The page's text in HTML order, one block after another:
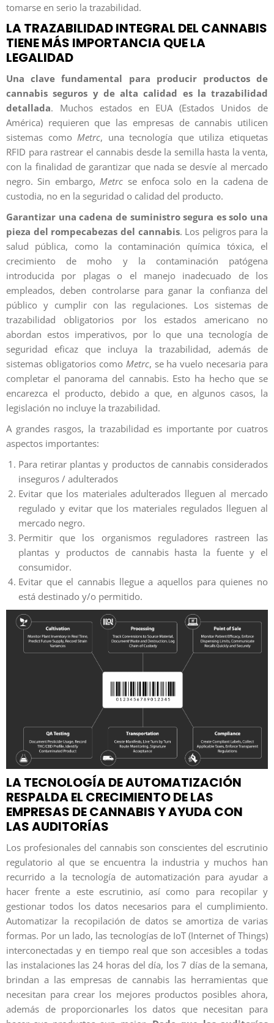
tomarse en serio la trazabilidad.
LA TRAZABILIDAD INTEGRAL DEL CANNABIS
TIENE MÁS IMPORTANCIA QUE LA
LEGALIDAD
Una clave fundamental para producir productos de
cannabis seguros y de alta calidad es la trazabilidad
detallada. Muchos estados en EUA (Estados Unidos de
América) requieren que las empresas de cannabis utilicen
sistemas como Metrc, una tecnología que utiliza etiquetas
RFID para rastrear el cannabis desde la semilla hasta la venta,
con la finalidad de garantizar que nada se desvíe al mercado
negro. Sin embargo, Metrc se enfoca solo en la cadena de
custodia, no en la seguridad o calidad del producto.
Garantizar una cadena de suministro segura es solo una
pieza del rompecabezas del cannabis. Los peligros para la
salud pública, como la contaminación química tóxica, el
crecimiento de moho y la contaminación patógena
introducida por plagas o el manejo inadecuado de los
empleados, deben controlarse para ganar la confianza del
público y cumplir con las regulaciones. Los sistemas de
trazabilidad obligatorios por los estados americano no
abordan estos imperativos, por lo que una tecnología de
seguridad eficaz que incluya la trazabilidad, además de
sistemas obligatorios como Metrc, se ha vuelo necesaria para
completar el panorama del cannabis. Esto ha hecho que se
encarezca el producto, debido a que, en algunos casos, la
legislación no incluye la trazabilidad.
A grandes rasgos, la trazabilidad es importante por cuatros
aspectos importantes:
Para retirar plantas y productos de cannabis considerados
inseguros / adulterados
Evitar que los materiales adulterados lleguen al mercado
regulado y evitar que los materiales regulados lleguen al
mercado negro.
Permitir que los organismos reguladores rastreen las
plantas y productos de cannabis hasta la fuente y el
consumidor.
Evitar que el cannabis llegue a aquellos para quienes no
está destinado y/o permitido.
LA TECNOLOGÍA DE AUTOMATIZACIÓN
RESPALDA EL CRECIMIENTO DE LAS
EMPRESAS DE CANNABIS Y AYUDA CON
LAS AUDITORÍAS
Los profesionales del cannabis son conscientes del escrutinio
regulatorio al que se encuentra la industria y muchos han
recurrido a la tecnología de automatización para ayudar a
hacer frente a este escrutinio, así como para recopilar y
gestionar todos los datos necesarios para el cumplimiento.
Automatizar la recopilación de datos se amortiza de varias
formas. Por un lado, las tecnologías de IoT (Internet of Things)
interconectadas y en tiempo real que son accesibles a todas
las instalaciones las 24 horas del día, los 7 días de la semana,
brindan a las empresas de cannabis las herramientas que
necesitan para crear los mejores productos posibles ahora,
además de proporcionarles los datos que necesitan para